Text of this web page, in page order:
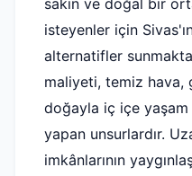
sakin ve doğal bir
isteyenler için
alternatifler
maliyeti, temiz hava,
doğayla iç içe
yapan unsurlardır.
imkânlarının